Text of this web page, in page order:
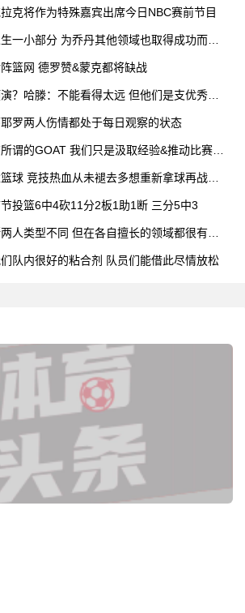
克将作为特殊嘉宾出席今日NBC赛前节目
一小部分 为乔丹其他领域也取得成功而自
篮网 德罗赞&蒙克都将缺战
？哈滕：不能看得太远 但他们是支优秀球
罗两人伤情都处于每日观察的状态
谓的GOAT 我们只是汲取经验&推动比赛发
球 竞技热血从未褪去多想重新拿球再战一
投篮6中4砍11分2板1助1断 三分5中3
人类型不同 但在各自擅长的领域都很有效
队内很好的粘合剂 队员们能借此尽情放松